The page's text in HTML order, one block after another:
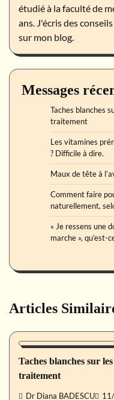
étudié à la faculté de
ans. J'écris des
sur mon blog.
Messages
Taches blanches
traitement
Les vitamines
? Difficile à dire.
Maux de tête à
Comment faire
naturellement,
« Je ressens une
marche », qu’est-
Articles
Beauté
Taches blanches sur
traitement
Dr Diana BADESCU